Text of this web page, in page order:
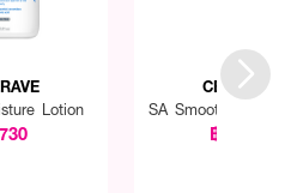
Lotion
CERAVE
SA Smoothing
฿830